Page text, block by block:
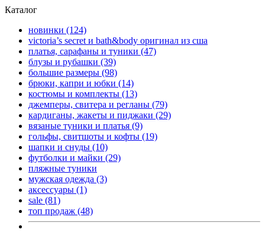
Каталог
новинки (124)
victoria’s secret и bath&body оригинал из сша
платья, сарафаны и туники (47)
блузы и рубашки (39)
большие размеры (98)
брюки, капри и юбки (14)
костюмы и комплекты (13)
джемперы, свитера и регланы (79)
кардиганы, жакеты и пиджаки (29)
вязаные туники и платья (9)
гольфы, свитшоты и кофты (19)
шапки и снуды (10)
футболки и майки (29)
пляжные туники
мужская одежда (3)
аксессуары (1)
sale (81)
топ продаж (48)